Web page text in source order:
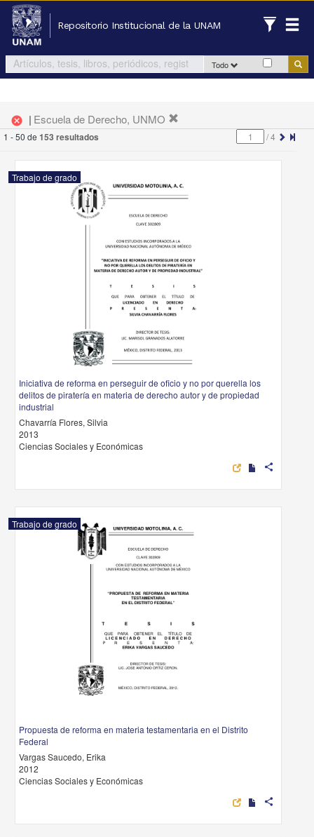
Repositorio Institucional de la UNAM
Todo
cancel | Escuela de Derecho, UNMO
1 - 50 de 153 resultados /4
Trabajo de grado
Iniciativa de reforma en perseguir de oficio y no por querella los
delitos de piratería en materia de derecho autor y de propiedad
industrial
Chavarría Flores, Silvia
2013
Ciencias Sociales y Económicas
share
Trabajo de grado
Propuesta de reforma en materia testamentaria en el Distrito
Federal
Vargas Saucedo, Erika
2012
Ciencias Sociales y Económicas
share